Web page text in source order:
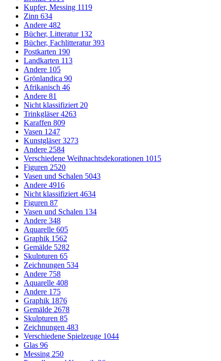
Kupfer, Messing 1119
Zinn 634
Andere 482
Bücher, Litteratur 132
Bücher, Fachlitteratur393
Postkarten 190
Landkarten 113
Andere 105
Grönlandica 90
Afrikanisch 46
Andere 81
Nicht klassifiziert 20
Trinkgläser4263
Karaffen 809
Vasen 1247
Kunstgläser3273
Andere 2584
Verschiedene Weihnachtsdekorationen 1015
Figuren 2520
Vasen und Schalen 5043
Andere 4916
Nicht klassifiziert 4634
Figuren 87
Vasen und Schalen 134
Andere 348
Aquarelle 605
Graphik 1562
Gemälde 5282
Skulpturen 65
Zeichnungen 534
Andere 758
Aquarelle 408
Andere 175
Graphik 1876
Gemälde 2678
Skulpturen 85
Zeichnungen 483
Verschiedene Spielzeuge 1044
Glas 96
Messing 250